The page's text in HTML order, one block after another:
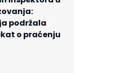
podržala
o praćenju